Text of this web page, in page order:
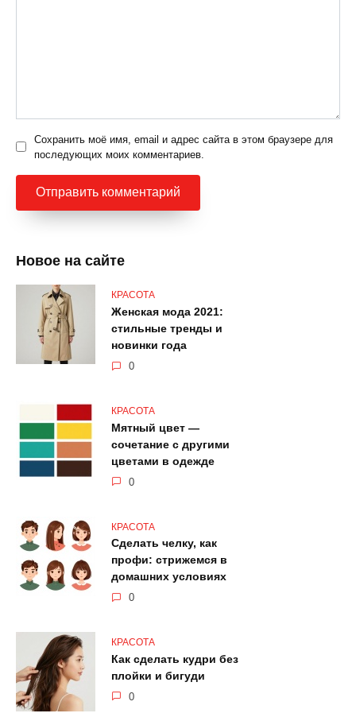
Сохранить моё имя, email и адрес сайта в этом браузере для
последующих моих комментариев.
Новое на сайте
КРАСОТА
Женская мода 2021:
стильные тренды и
новинки года
0
КРАСОТА
Мятный цвет —
сочетание с другими
цветами в одежде
0
КРАСОТА
Сделать челку, как
профи: стрижемся в
домашних условиях
0
КРАСОТА
Как сделать кудри без
плойки и бигуди
0